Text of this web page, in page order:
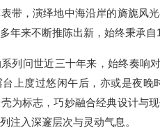
带，演绎地中海沿岸的旖旎风
年来不断推陈出新，始终秉承自
列问世近三十年来，始终奏响
上度过悠闲午后，亦或是夜
为标志，巧妙融合经典设计与
注入深邃层次与灵动气息。